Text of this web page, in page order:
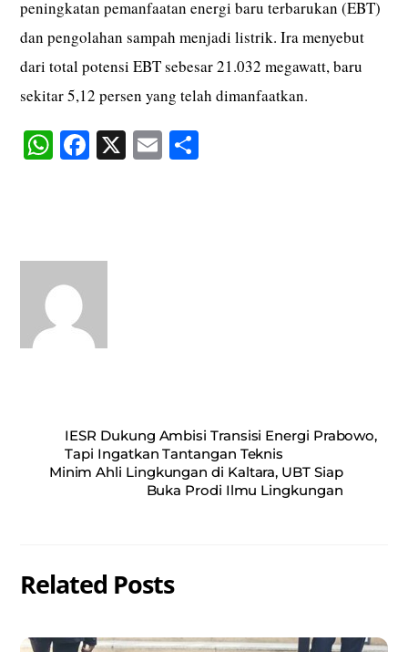
peningkatan pemanfaatan energi baru terbarukan (EBT)
dan pengolahan sampah menjadi listrik. Ira menyebut
dari total potensi EBT sebesar 21.032 megawatt, baru
sekitar 5,12 persen yang telah dimanfaatkan.
W
pp
Fa X E
IESR Dukung Ambisi Transisi Energi Prabowo,
Tapi Ingatkan Tantangan Teknis
Minim Ahli Lingkungan di Kaltara, UBT Siap
Buka Prodi Ilmu Lingkungan
Related Posts